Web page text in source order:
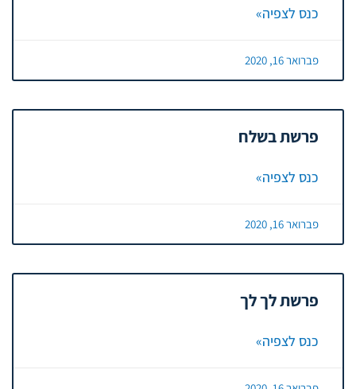
כנס לצפיה»
פברואר 16, 2020
פרשת בשלח
כנס לצפיה»
פברואר 16, 2020
פרשת לך לך
כנס לצפיה»